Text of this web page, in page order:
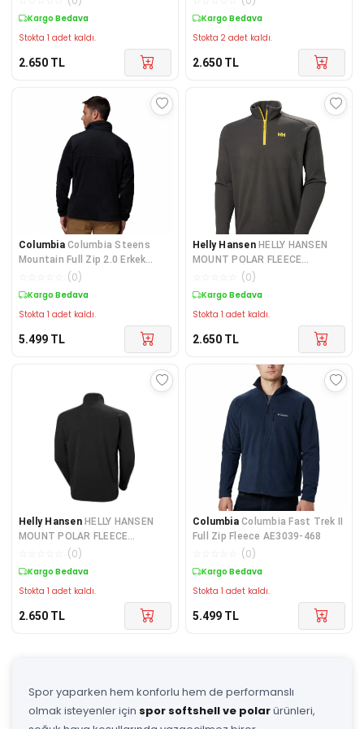
Kargo Bedava
Stokta 1 adet kaldı.
2.650 TL
Kargo Bedava
Stokta 2 adet kaldı.
2.650 TL
Columbia Columbia Steens
Mountain Full Zip 2.0 Erkek
Polar Üst WM3220-010
(0)
Kargo Bedava
Stokta 1 adet kaldı.
5.499 TL
Helly Hansen HELLY HANSEN
MOUNT POLAR FLEECE
HH.12001EbonySun
(0)
Kargo Bedava
Stokta 1 adet kaldı.
2.650 TL
Helly Hansen HELLY HANSEN
MOUNT POLAR FLEECE
HH.12001Black
(0)
Kargo Bedava
Stokta 1 adet kaldı.
2.650 TL
Columbia Columbia Fast Trek II
Full Zip Fleece AE3039-468
(0)
Kargo Bedava
Stokta 1 adet kaldı.
5.499 TL
Spor yaparken hem konforlu hem de performanslı
olmak isteyenler için spor softshell ve polarürünleri,